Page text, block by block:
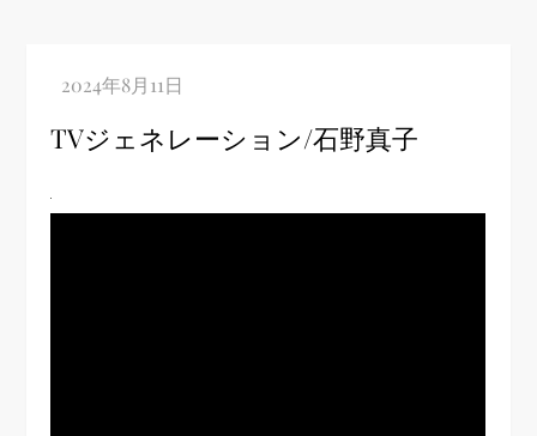
TVジェネレーション/石野真子